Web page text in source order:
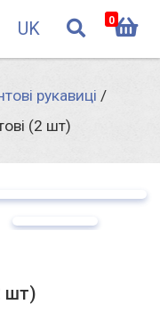
UK 0
рукавиці /
(2 шт)
шт)